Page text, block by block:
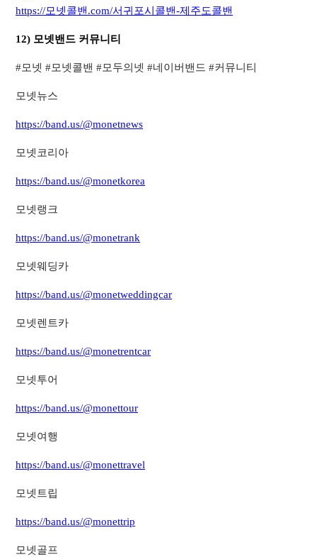
https://모넷콜밴.com/서귀포시콜밴-제주도콜밴
12) 모넷밴드 커뮤니티
​#모넷 #모넷콜밴 #모두의넷 #네이버밴드 #커뮤니티​
모넷뉴스
https://band.us/@monetnews
모넷코리아
https://band.us/@monetkorea
모넷랭크
https://band.us/@monetrank
모넷웨딩카
https://band.us/@monetweddingcar
모넷렌트카
https://band.us/@monetrentcar
모넷투어
https://band.us/@monettour
모넷여행
https://band.us/@monettravel
모넷트립
https://band.us/@monettrip
모넷골프